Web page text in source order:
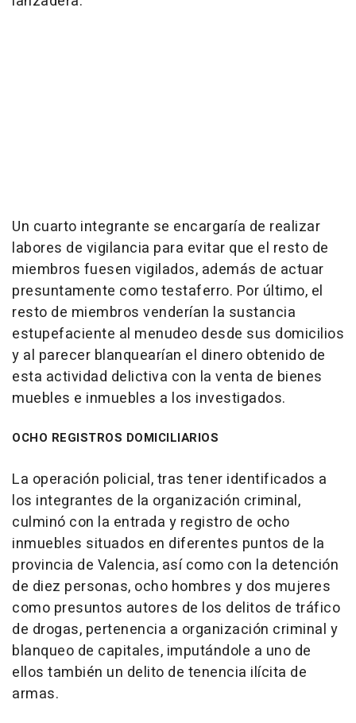
Un cuarto integrante se encargaría de realizar
labores de vigilancia para evitar que el resto de
miembros fuesen vigilados, además de actuar
presuntamente como testaferro. Por último, el
resto de miembros venderían la sustancia
estupefaciente al menudeo desde sus domicilios
y al parecer blanquearían el dinero obtenido de
esta actividad delictiva con la venta de bienes
muebles e inmuebles a los investigados.
OCHO REGISTROS DOMICILIARIOS
La operación policial, tras tener identificados a
los integrantes de la organización criminal,
culminó con la entrada y registro de ocho
inmuebles situados en diferentes puntos de la
provincia de Valencia, así como con la detención
de diez personas, ocho hombres y dos mujeres
como presuntos autores de los delitos de tráfico
de drogas, pertenencia a organización criminal y
blanqueo de capitales, imputándole a uno de
ellos también un delito de tenencia ilícita de
armas.